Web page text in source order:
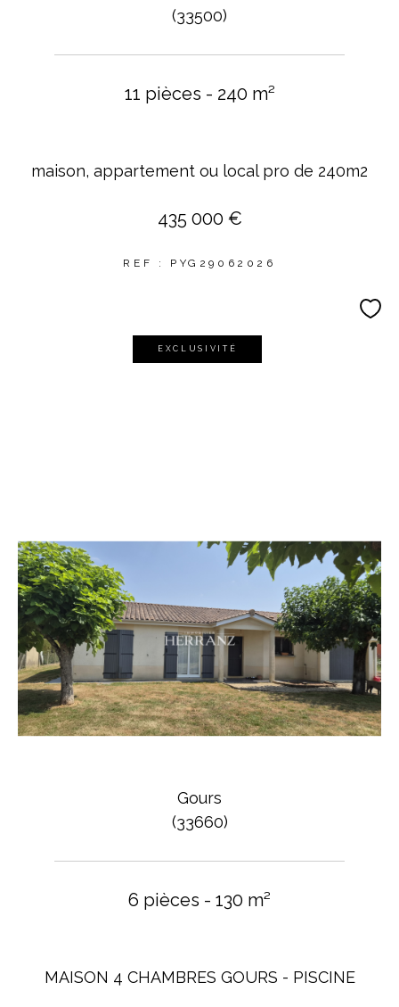
(33500)
11 pièces - 240 m²
maison, appartement ou local pro de 240m2
435 000 €
REF : PYG29062026
EXCLUSIVITÉ
Gours
(33660)
6 pièces - 130 m²
MAISON 4 CHAMBRES GOURS - PISCINE